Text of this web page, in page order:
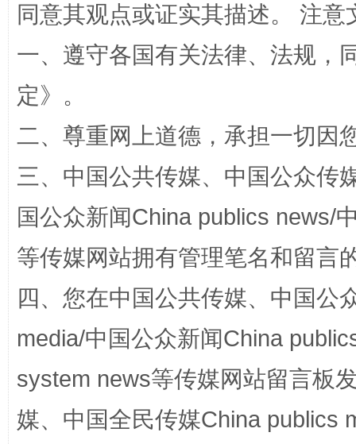
解纷+调解+退费，一次搞定
站台名比不上好声名
同意其观点或证实其描述。 注
一、遵守各国有关法律、法规，
定》。
二、尊重网上道德，承担一切因
三、中国公共传媒、中国公众传
国公众新闻China publics news/
等传媒网站拥有管理笔名和留言
四、您在中国公共传媒、中国公
media/中国公众新闻China
system news等传媒网站留言板
媒、中国全民传媒China publics